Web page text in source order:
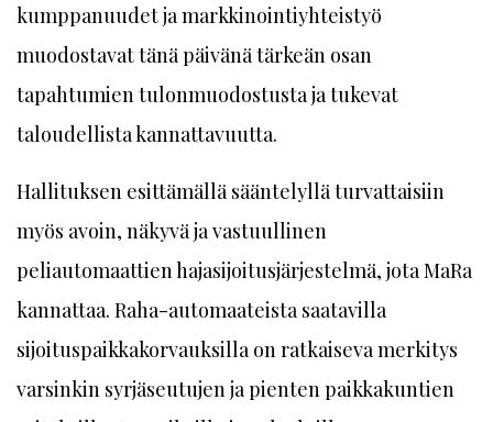
kumppanuudet ja markkinointiyhteistyö
muodostavat tänä päivänä tärkeän osan
tapahtumien tulonmuodostusta ja tukevat
taloudellista kannattavuutta.
Hallituksen esittämällä sääntelyllä turvattaisiin
myös avoin, näkyvä ja vastuullinen
peliautomaattien hajasijoitusjärjestelmä, jota MaRa
kannattaa. Raha-automaateista saatavilla
sijoituspaikkakorvauksilla on ratkaiseva merkitys
varsinkin syrjäseutujen ja pienten paikkakuntien